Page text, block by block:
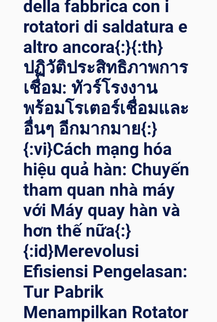
della fabbrica con i
rotatori di saldatura e
altro ancora{:}{:th}
ปฏิวัติประสิทธิภาพการ
เชื่อม: ทัวร์โรงงาน
พร้อมโรเตอร์เชื่อมและ
อื่นๆ อีกมากมาย{:}
{:vi}Cách mạng hóa
hiệu quả hàn: Chuyến
tham quan nhà máy
với Máy quay hàn và
hơn thế nữa{:}
{:id}Merevolusi
Efisiensi Pengelasan:
Tur Pabrik
Menampilkan Rotator